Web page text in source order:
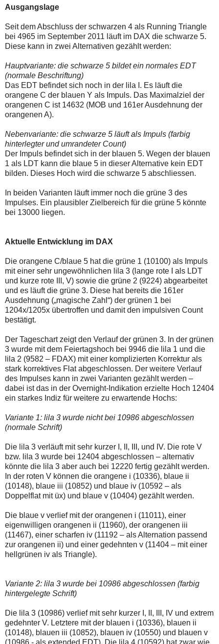
Verstösse
die
Netiquette
oder
ein
der
Kommentarfunktion
sein.
Bitte
überprüfen
Sie
Ihre
Browsereinstellungen
Ihre
Internetverbindung
und
versuchen
Sie
es
einem
späteren
Zeitpunkt
noch
das
Problem
bitte
ich
um
Kontaktaufnahme
per
Mail
robbys-
elliottwellen@online.de.
Bis
Lösung
des
Problems
sind
die
Post
auch
auf
der
wallstreet-
online.de
Alternativ
sind
Post
auch
der
wallstreet-
online.de
verfügbar.
Ausgangslage
Seit dem Abschluss der schwarzen 4 als Running Triangle
bei 4965 im September 2011 läuft im DAX die schwarze 5.
Diese kann in zwei Alternativen gezählt werden:
Hauptvariante: die schwarze 5 bildet ein normales EDT
(normale Beschriftung)
Das EDT befindet sich noch in der lila I. Es läuft die
orangene C der blauen Y als Impuls. Das Maximalziel der
orangenen C ist 14632 (MOB und 161er Ausdehnung der
orangenen A).
Nebenvariante: die schwarze 5 läuft als Impuls (farbig
hinterlegter und umrandeter Count)
Der Impuls befindet sich in der blauen 5. Wegen der blauen
1 als LDT kann die blaue 5 in dieser Alternative kein EDT
bilden. Dieses Hoch wird die schwarze 5 abschliessen.
In beiden Varianten läuft immer noch die grüne 3 des
Impulses. Ein plausibler Zielbereich für die grüne 5 könnte
bei 13000 liegen.
Aktuelle Entwicklung im DAX
Die orangene C/blaue 5 hat die grüne 1 (10100) als Impuls
mit einer sehr ungewöhnlichen lila 3 (lange rote I als LDT
und kurze rote III, V) sowie die grüne 2 (9224) abgearbeitet
und es läuft die grüne 3. Diese hat bereits die 161er
Ausdehnung („magische Zahl“) der grünen 1 bei
1204x/1205x übertroffen und damit den impulsiven Count
bestätigt.
Der Tageschart zeigt den Verlauf der grünen 3. In der grünen
3 wurde mit dem Feiertagshoch bei 9946 die lila 1 und die
lila 2 (9582 – FDAX) mit einer komplizierten Korrektur als
stark korrektives Flat abgeschlossen. Der weitere Verlauf
des Impulses kann in zwei Varianten gezählt werden –
dabei ist das in der Overnight-Indikation erzielte Hoch 12404
ein starkes Indiz für weitere zu erwartende Hochs:
Variante 1: lila 3 wurde nicht bei 10986 abgeschlossen
(normale Schrift)
Die lila 3 verläuft mit sehr kurzer I, II, III, und IV. Die rote V
bzw. lila 3 wurde bei 12404 abgeschlossen – alternativ
könnte die lila 3 aber auch bei 12220 fertig gezählt werden.
In der roten V können die orangene i (10336), blaue ii
(10148), blaue iii (10852) und blaue iv (10592 – als
Doppelflat mit üx) und blaue v (10404) gezählt werden.
Die blaue v verlief mit der orangenen i (11011), einer
eigenwilligen orangenen ii (11960), der orangenen iii
(11467), einer scharfen iv (11192 – als Alternation passend
zur orangenen ii) und einer gedehnten v (11404 – mit einer
hellgrünen iv als Triangle).
Variante 2: lila 3 wurde bei 10986 abgeschlossen (farbig
hintergelegte Schrift)
Die lila 3 (10986) verlief mit sehr kurzer I, II, III, IV und extrem
gedehnter V. Letztere mit der blauen i (10336), blauen ii
(10148), blauen iii (10852), blauen iv (10550) und blauen v
(10986 - als extended EDT). Die lila 4 (10592) hat zwar wie